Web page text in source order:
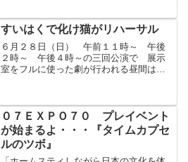
ら８０数年が建ちましたが、今も憧れの
住宅街です。千里ニュータウ...
すいはくで化け猫がリハーサル
６月２８日（日） 午前１１時～ 午後
２時～ 午後４時～の三回公演で 展示
室をフルに使った劇が行われる昼間は
の 第二展示場に入るのはは...
０７ＥＸＰＯ７０ プレイベント
が始まるよ・・・『タイムカプセ
ルのツボ』